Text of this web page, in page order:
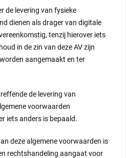
de levering van fysieke
dienen als drager van digitale
tenzij hierover iets
in de zin van deze AV zijn
aangemaakt en ter
de levering van
voorwaarden
iets anders is bepaald.
deze algemene voorwaarden is
rechtshandeling aangaat voor